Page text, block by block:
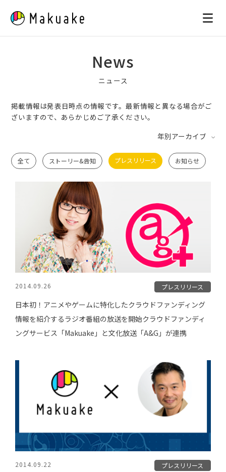
content
News
ニュース
掲載情報は発表日時点の情報です。最新情報と異なる場合がご
ざいますので、あらかじめご了承ください。
年別アーカイブ
全て ストーリー&告知 プレスリリース お知らせ
2014.09.26 プレスリリース
日本初！アニメやゲームに特化したクラウドファンディング
情報を紹介するラジオ番組の放送を開始クラウドファンディ
ングサービス「Makuake」と文化放送「A&G」が連携
2014.09.22 プレスリリース